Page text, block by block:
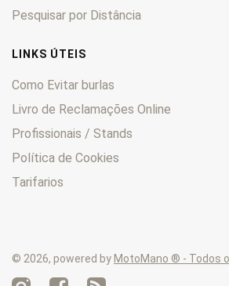
Tuareg
TX 0
Pesquisar por Distância
LINKS ÚTEIS
Como Evitar burlas
Livro de Reclamações Online
Profissionais / Stands
Política de Cookies
Tarifarios
© 2026, powered by MotoMano ® - Todos